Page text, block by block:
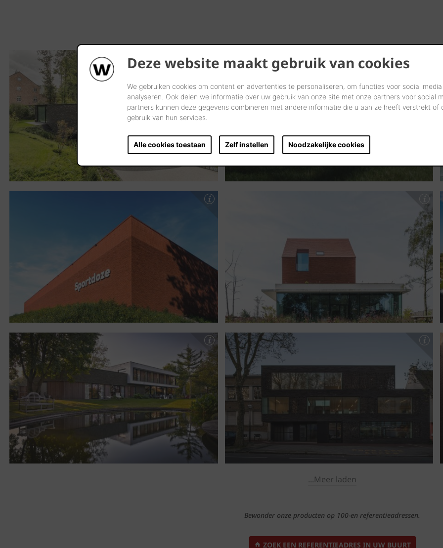
Deze website maakt gebruik van cookies
We gebruiken cookies om content en advertenties te personaliseren, om functies voor social
analyseren. Ook delen we informatie over uw gebruik van onze site met onze partners voor social
partners kunnen deze gegevens combineren met andere informatie die u aan ze heeft verstrekt of
gebruik van hun services.
Alle cookies toestaan Zelf instellen Noodzakelijke cookies
...Meer laden
Bewonder onze producten op 100-en referentieadressen.
ZOEK EEN REFERENTIEADRES IN UW BUURT